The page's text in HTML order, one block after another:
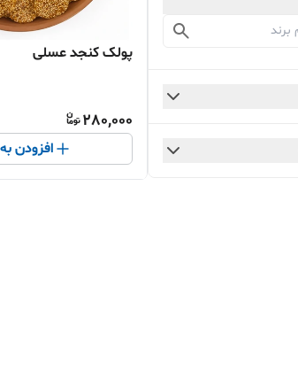
پولک کنجد عسلی
280,000
افزودن